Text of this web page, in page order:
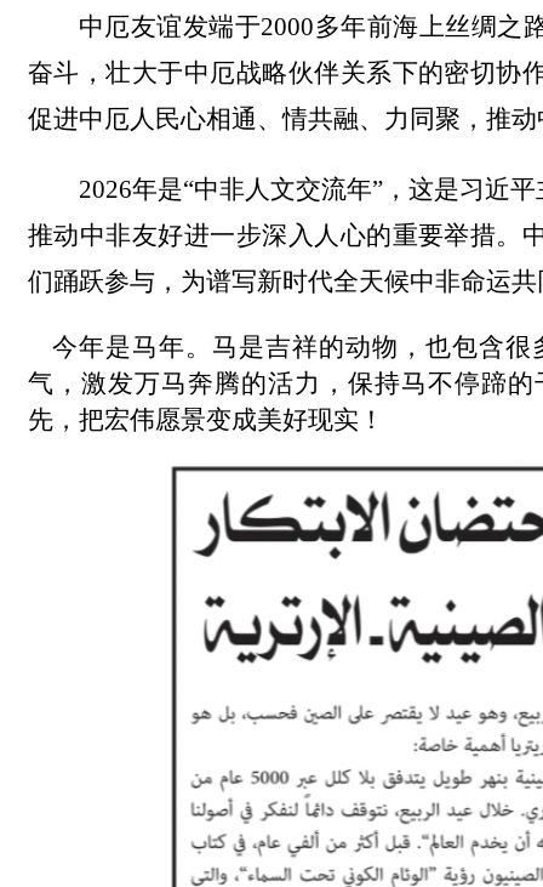
中厄友谊发端于2000多年前海上丝绸之
奋斗，壮大于中厄战略伙伴关系下的密切协
促进中厄人民心相通、情共融、力同聚，推
2026年是“中非人文交流年”，这是习近
推动中非友好进一步深入人心的重要举措。
们踊跃参与，为谱写新时代全天候中非命运
今年是马年。马是吉祥的动物，也包含
气，激发万马奔腾的活力，保持马不停蹄
先，把宏伟愿景变成美好现实！